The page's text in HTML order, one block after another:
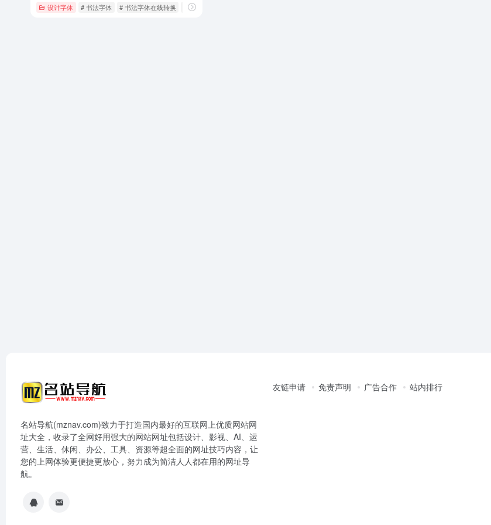
设计字体 # 书法字体 # 书法字体在线转换 # 字体下载
名站导航(mznav.com)致力于打造国内最好的互联网上优质网站网
址大全，收录了全网好用强大的网站网址包括设计、影视、AI、运
营、生活、休闲、办公、工具、资源等超全面的网址技巧内容，让
您的上网体验更便捷更放心，努力成为简洁人人都在用的网址导
航。
友链申请 免责声明 广告合作 站内排行